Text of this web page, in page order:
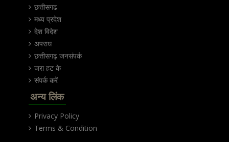
छत्तीसगढ
मध्य प्रदेश
देश विदेश
अपराध
छत्तीसगढ़ जनसंपर्क
जरा हट के
संपर्क करें
अन्य लिंक
Privacy Policy
Terms & Condition